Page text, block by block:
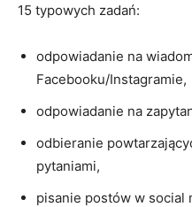
15 typowych zadań:
odpowiadanie na
Facebooku/Instagramie,
odpowiadanie na
odbieranie
pytaniami,
pisanie postów w social